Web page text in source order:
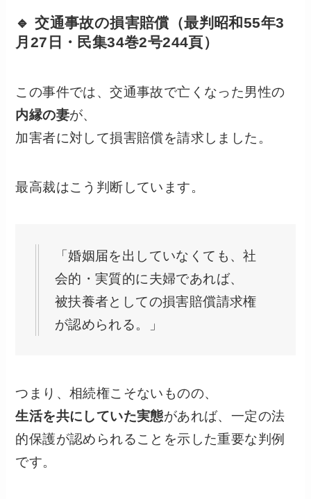
🔹 交通事故の損害賠償（最判昭和55年3
月27日・民集34巻2号244頁）
この事件では、交通事故で亡くなった男性の
内縁の妻が、
加害者に対して損害賠償を請求しました。
最高裁はこう判断しています。
「婚姻届を出していなくても、社
会的・実質的に夫婦であれば、
被扶養者としての損害賠償請求権
が認められる。」
つまり、相続権こそないものの、
生活を共にしていた実態があれば、一定の法
的保護が認められることを示した重要な判例
です。